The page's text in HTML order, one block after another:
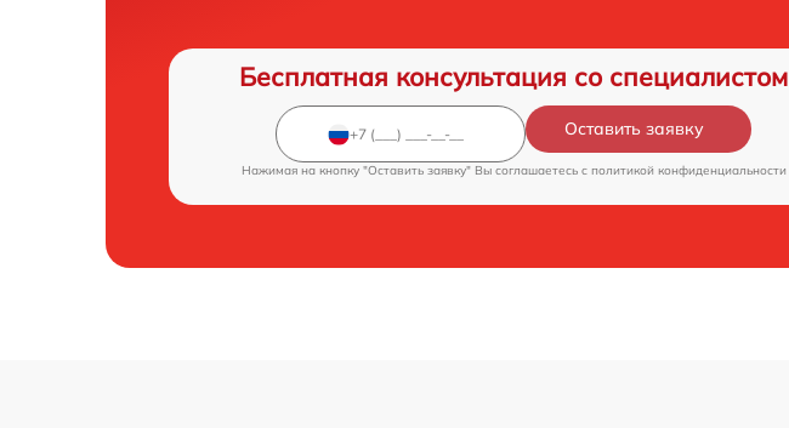
Бесплатная консультация со специалистом
Оставить заявку
Нажимая на кнопку "Оставить заявку" Вы соглашаетесь c политикой конфиденциальности